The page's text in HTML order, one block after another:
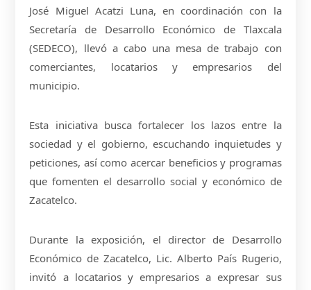
José Miguel Acatzi Luna, en coordinación con la
Secretaría de Desarrollo Económico de Tlaxcala
(SEDECO), llevó a cabo una mesa de trabajo con
comerciantes, locatarios y empresarios del
municipio.
Esta iniciativa busca fortalecer los lazos entre la
sociedad y el gobierno, escuchando inquietudes y
peticiones, así como acercar beneficios y programas
que fomenten el desarrollo social y económico de
Zacatelco.
Durante la exposición, el director de Desarrollo
Económico de Zacatelco, Lic. Alberto País Rugerio,
invitó a locatarios y empresarios a expresar sus